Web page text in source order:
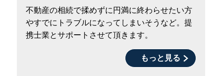
不動産の相続で揉めずに円満に終わらせたい方
やすでにトラブルになってしまいそうなど。提
携士業とサポートさせて頂きます。
もっと見る